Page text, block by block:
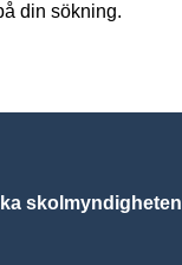
din sökning.
skolmyndigheten